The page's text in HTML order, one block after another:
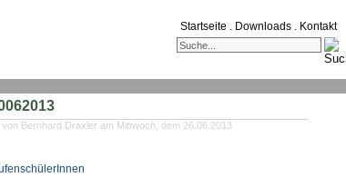
Startseite . Downloads . Kontakt
Bernhard Draxler am Mittwoch, dem 26.06.2013